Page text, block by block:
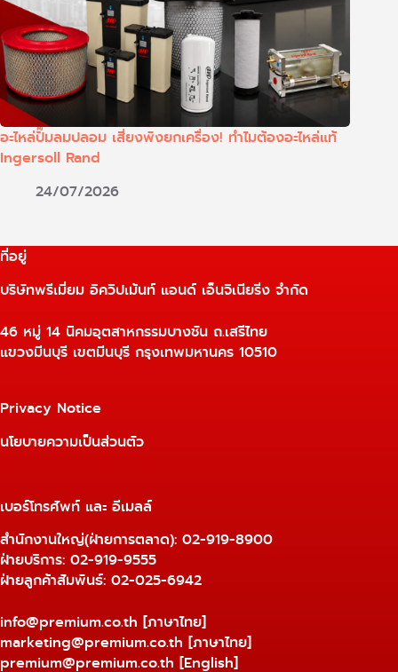
อะไหล่ปั๊มลมปลอม เสี่ยงพังยกเครื่อง! ทำไมต้องอะไหล่แท้
Ingersoll Rand
24/07/2026
ที่อยู่
บริษัทพรีเมี่ยม อิควิปเม้นท์ แอนด์ เอ็นจิเนียริ่ง จำกัด
46 หมู่ 14 นิคมอุตสาหกรรมบางชัน ถ.เสรีไทย
แขวงมีนบุรี เขตมีนบุรี กรุงเทพมหานคร 10510
Privacy Notice
นโยบายความเป็นส่วนตัว
เบอร์โทรศัพท์ และ อีเมลล์
สำนักงานใหญ่(ฝ่ายการตลาด): 02-919-8900
ฝ่ายบริการ: 02-919-9555
ฝ่ายลูกค้าสัมพันธ์: 02-025-6942
info@premium.co.th [ภาษาไทย]
marketing@premium.co.th [ภาษาไทย]
premium@premium.co.th [English]